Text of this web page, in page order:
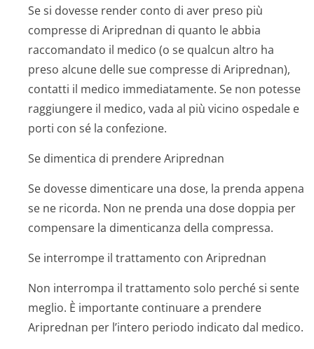
Se si dovesse render conto di aver preso più
compresse di Ariprednan di quanto le abbia
raccomandato il medico (o se qualcun altro ha
preso alcune delle sue compresse di Ariprednan),
contatti il medico immediatamente. Se non potesse
raggiungere il medico, vada al più vicino ospedale e
porti con sé la confezione.
Se dimentica di prendere Ariprednan
Se dovesse dimenticare una dose, la prenda appena
se ne ricorda. Non ne prenda una dose doppia per
compensare la dimenticanza della compressa.
Se interrompe il trattamento con Ariprednan
Non interrompa il trattamento solo perché si sente
meglio. È importante continuare a prendere
Ariprednan per l’intero periodo indicato dal medico.